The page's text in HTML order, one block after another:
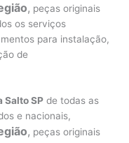
, peças originais
os serviços
para instalação,
de
Salto SP de todas as
e nacionais,
, peças originais